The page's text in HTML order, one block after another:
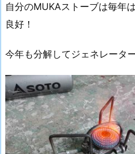
自分のMUKAストーブは毎年
良好！
今年も分解してジェネレータ